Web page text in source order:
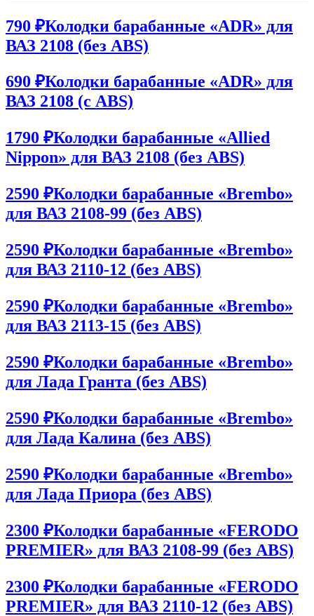
790 ₽Колодки барабанные «ADR» для
ВАЗ 2108 (без ABS)
690 ₽Колодки барабанные «ADR» для
ВАЗ 2108 (с ABS)
1790 ₽Колодки барабанные «Allied
Nippon» для ВАЗ 2108 (без ABS)
2590 ₽Колодки барабанные «Brembo»
для ВАЗ 2108-99 (без ABS)
2590 ₽Колодки барабанные «Brembo»
для ВАЗ 2110-12 (без ABS)
2590 ₽Колодки барабанные «Brembo»
для ВАЗ 2113-15 (без ABS)
2590 ₽Колодки барабанные «Brembo»
для Лада Гранта (без ABS)
2590 ₽Колодки барабанные «Brembo»
для Лада Калина (без ABS)
2590 ₽Колодки барабанные «Brembo»
для Лада Приора (без ABS)
2300 ₽Колодки барабанные «FERODO
PREMIER» для ВАЗ 2108-99 (без ABS)
2300 ₽Колодки барабанные «FERODO
PREMIER» для ВАЗ 2110-12 (без ABS)